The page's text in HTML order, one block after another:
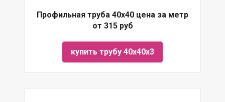
Профильная труба 40х40 цена за метр
от 315 руб
купить трубу 40х40х3